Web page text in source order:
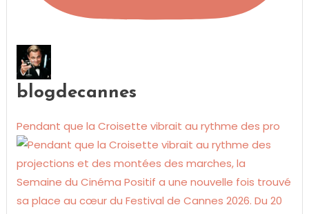
blogdecannes
Pendant que la Croisette vibrait au rythme des pro